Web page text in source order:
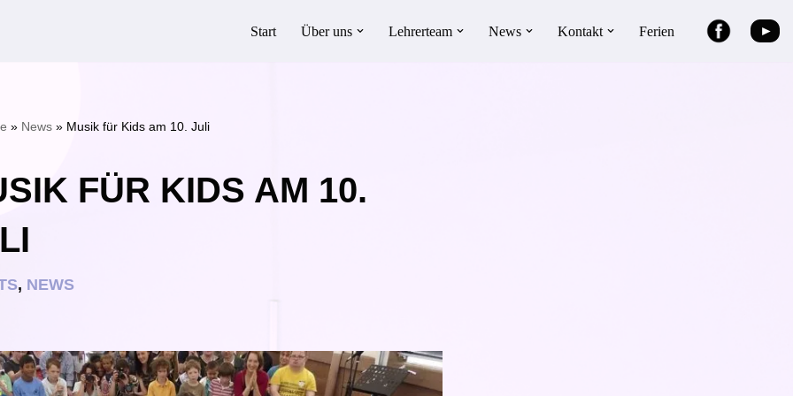
Start Über uns Lehrerteam News Kontakt Ferien ►
» News » Musik für Kids am 10. Juli
FÜR KIDS AM 10.
, NEWS